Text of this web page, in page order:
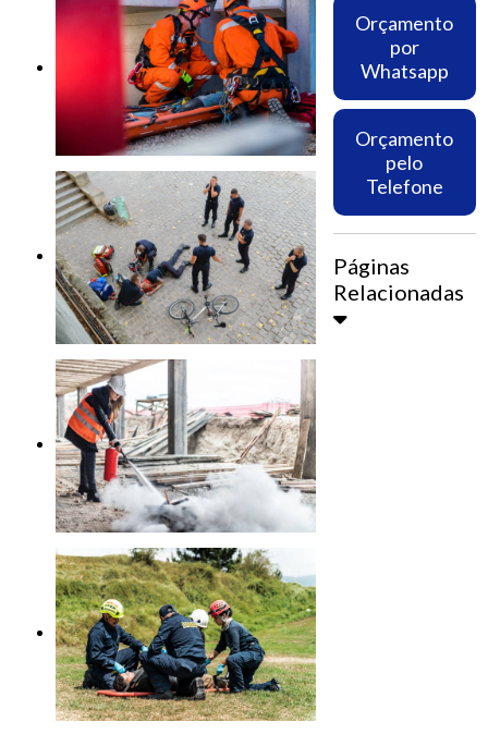
Orçamento
por
Whatsapp
Orçamento
pelo
Telefone
Páginas
Relacionadas